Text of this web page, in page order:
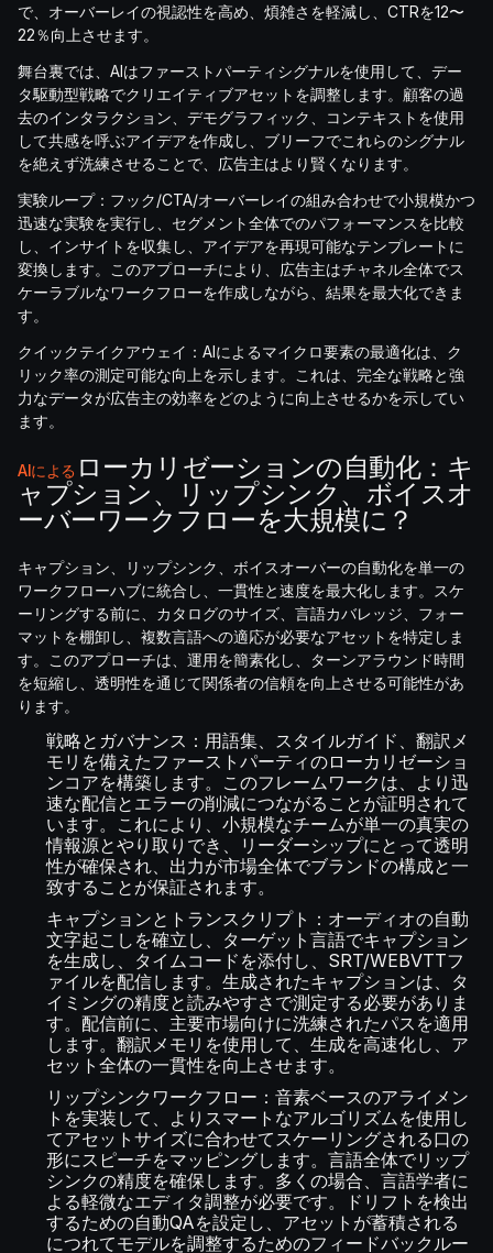
で、オーバーレイの視認性を高め、煩雑さを軽減し、CTRを12〜
22％向上させます。
舞台裏では、AIはファーストパーティシグナルを使用して、デー
タ駆動型戦略でクリエイティブアセットを調整します。顧客の過
去のインタラクション、デモグラフィック、コンテキストを使用
して共感を呼ぶアイデアを作成し、ブリーフでこれらのシグナル
を絶えず洗練させることで、広告主はより賢くなります。
実験ループ：フック/CTA/オーバーレイの組み合わせで小規模かつ
迅速な実験を実行し、セグメント全体でのパフォーマンスを比較
し、インサイトを収集し、アイデアを再現可能なテンプレートに
変換します。このアプローチにより、広告主はチャネル全体でス
ケーラブルなワークフローを作成しながら、結果を最大化できま
す。
クイックテイクアウェイ：AIによるマイクロ要素の最適化は、ク
リック率の測定可能な向上を示します。これは、完全な戦略と強
力なデータが広告主の効率をどのように向上させるかを示してい
ます。
AIによる ローカリゼーションの自動化：キ
ャプション、リップシンク、ボイスオ
ーバーワークフローを大規模に？
キャプション、リップシンク、ボイスオーバーの自動化を単一の
ワークフローハブに統合し、一貫性と速度を最大化します。スケ
ーリングする前に、カタログのサイズ、言語カバレッジ、フォー
マットを棚卸し、複数言語への適応が必要なアセットを特定しま
す。このアプローチは、運用を簡素化し、ターンアラウンド時間
を短縮し、透明性を通じて関係者の信頼を向上させる可能性があ
ります。
戦略とガバナンス：用語集、スタイルガイド、翻訳メ
モリを備えたファーストパーティのローカリゼーショ
ンコアを構築します。このフレームワークは、より迅
速な配信とエラーの削減につながることが証明されて
います。これにより、小規模なチームが単一の真実の
情報源とやり取りでき、リーダーシップにとって透明
性が確保され、出力が市場全体でブランドの構成と一
致することが保証されます。
キャプションとトランスクリプト：オーディオの自動
文字起こしを確立し、ターゲット言語でキャプション
を生成し、タイムコードを添付し、SRT/WEBVTTフ
ァイルを配信します。生成されたキャプションは、タ
イミングの精度と読みやすさで測定する必要がありま
す。配信前に、主要市場向けに洗練されたパスを適用
します。翻訳メモリを使用して、生成を高速化し、ア
セット全体の一貫性を向上させます。
リップシンクワークフロー：音素ベースのアライメン
トを実装して、よりスマートなアルゴリズムを使用し
てアセットサイズに合わせてスケーリングされる口の
形にスピーチをマッピングします。言語全体でリップ
シンクの精度を確保します。多くの場合、言語学者に
よる軽微なエディタ調整が必要です。ドリフトを検出
するための自動QAを設定し、アセットが蓄積される
につれてモデルを調整するためのフィードバックルー